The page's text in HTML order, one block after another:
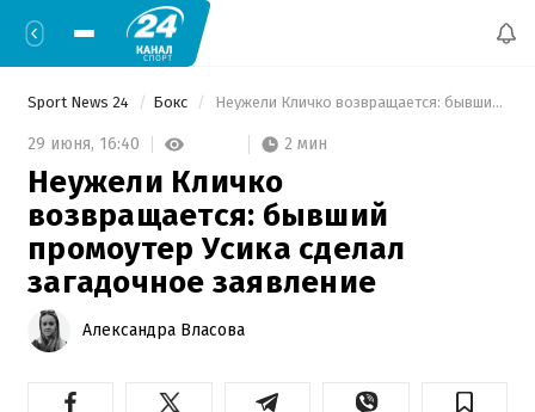
Sport News 24 Бокс Неужели Кличко возвращается: бывший промоутер Усика сделал загадочное заявление
29 июня, 16:40 2 мин
Неужели Кличко
возвращается: бывший
промоутер Усика сделал
загадочное заявление
Александра Власова